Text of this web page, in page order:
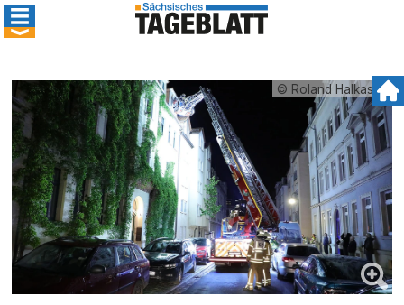
© Roland Halkasch